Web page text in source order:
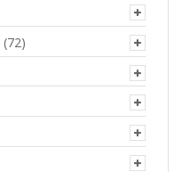
(72)